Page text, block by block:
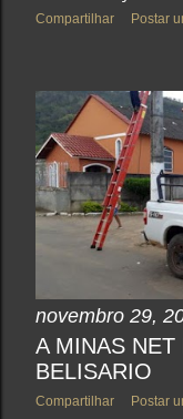
Compartilhar Postar
novembro 29,
A MINAS NET
BELISARIO
Compartilhar Postar